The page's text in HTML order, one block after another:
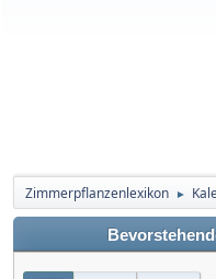
Zimmerpflanzenlexikon ►